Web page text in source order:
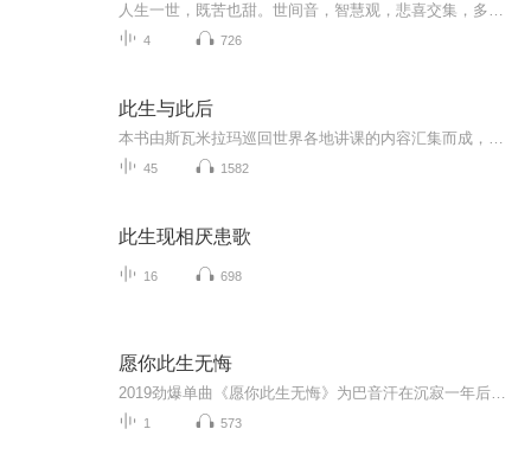
4 726
此生与此后
45 1582
此生现相厌患歌
16 698
愿你此生无悔
1 573